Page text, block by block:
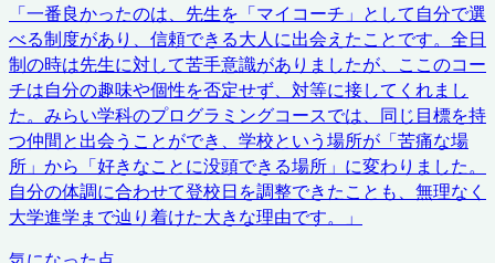
「一番良かったのは、先生を「マイコーチ」として自分で選
べる制度があり、信頼できる大人に出会えたことです。全日
制の時は先生に対して苦手意識がありましたが、ここのコー
チは自分の趣味や個性を否定せず、対等に接してくれまし
た。みらい学科のプログラミングコースでは、同じ目標を持
つ仲間と出会うことができ、学校という場所が「苦痛な場
所」から「好きなことに没頭できる場所」に変わりました。
自分の体調に合わせて登校日を調整できたことも、無理なく
大学進学まで辿り着けた大きな理由です。
」